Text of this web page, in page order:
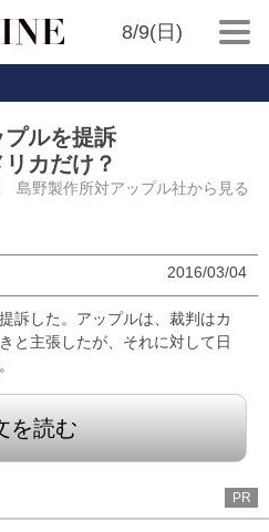
8/9(日)
プルを提訴
カだけ？
島野製作所対アップル社から見る
2016/03/04
訴した。アップルは、裁判はカ
と主張したが、それに対して日
を読む
PR